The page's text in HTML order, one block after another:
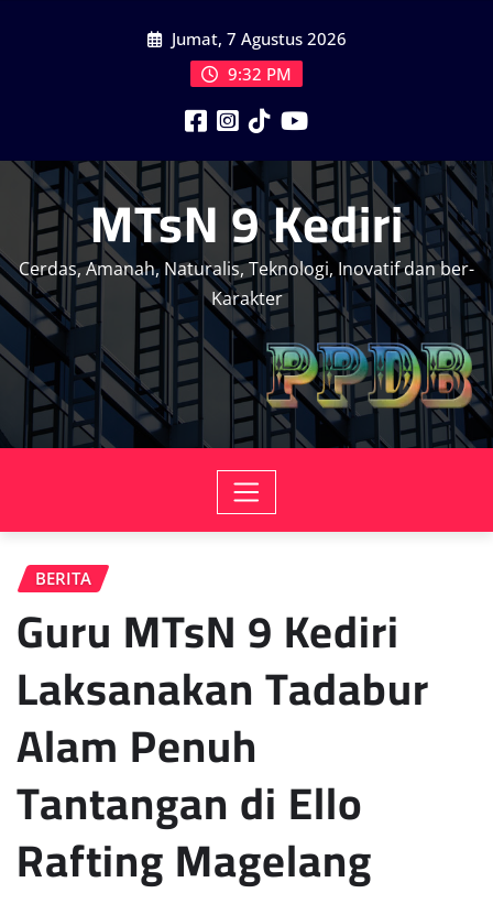
Jumat, 7 Agustus 2026
9:32 PM
MTsN 9 Kediri
Cerdas, Amanah, Naturalis, Teknologi, Inovatif dan ber-
Karakter
BERITA
Guru MTsN 9 Kediri
Laksanakan Tadabur
Alam Penuh
Tantangan di Ello
Rafting Magelang